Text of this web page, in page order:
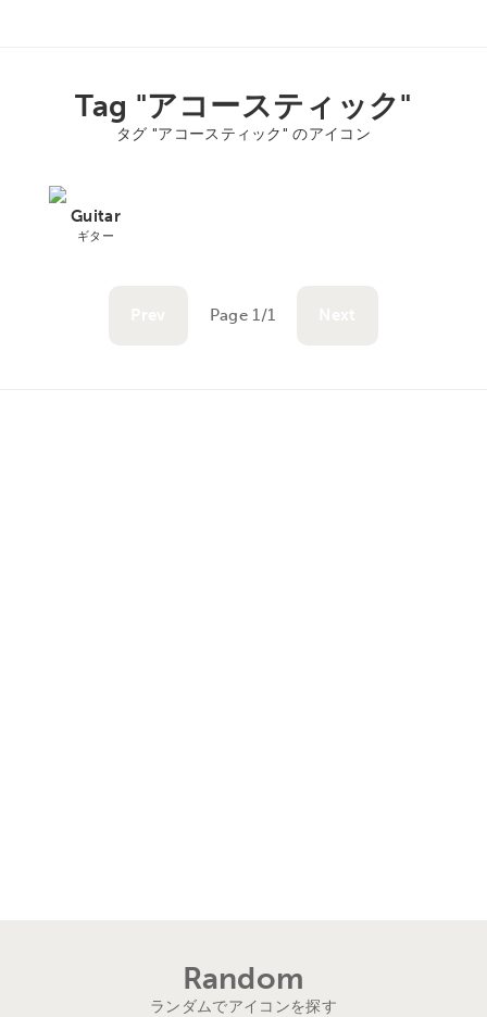
Tag "アコースティック"
タグ "アコースティック" のアイコン
Guitar
ギター
Page 1/1
Random
ランダムでアイコンを探す